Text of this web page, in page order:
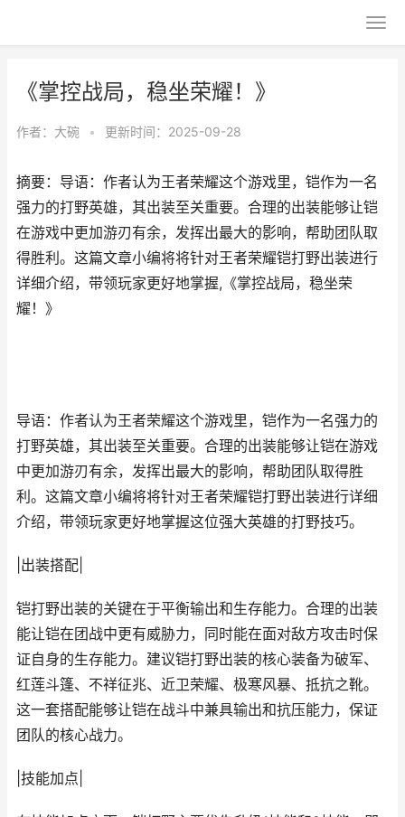
《掌控战局，稳坐荣耀！》
作者： 大碗 • 更新时间：2025-09-28
摘要：导语：作者认为王者荣耀这个游戏里，铠作为一名
强力的打野英雄，其出装至关重要。合理的出装能够让铠
在游戏中更加游刃有余，发挥出最大的影响，帮助团队取
得胜利。这篇文章小编将将针对王者荣耀铠打野出装进行
详细介绍，带领玩家更好地掌握,《掌控战局，稳坐荣
耀！》
导语：作者认为王者荣耀这个游戏里，铠作为一名强力的
打野英雄，其出装至关重要。合理的出装能够让铠在游戏
中更加游刃有余，发挥出最大的影响，帮助团队取得胜
利。这篇文章小编将将针对王者荣耀铠打野出装进行详细
介绍，带领玩家更好地掌握这位强大英雄的打野技巧。
|出装搭配|
铠打野出装的关键在于平衡输出和生存能力。合理的出装
能让铠在团战中更有威胁力，同时能在面对敌方攻击时保
证自身的生存能力。建议铠打野出装的核心装备为破军、
红莲斗篷、不祥征兆、近卫荣耀、极寒风暴、抵抗之靴。
这一套搭配能够让铠在战斗中兼具输出和抗压能力，保证
团队的核心战力。
|技能加点|